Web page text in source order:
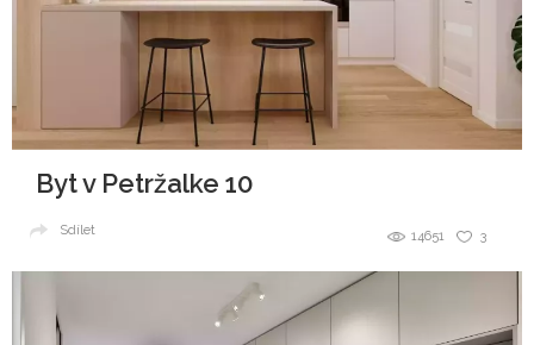
Byt v Petržalke 10
3
14651
Sdílet